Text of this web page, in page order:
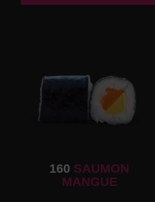
160 SAUMON
MANGUE